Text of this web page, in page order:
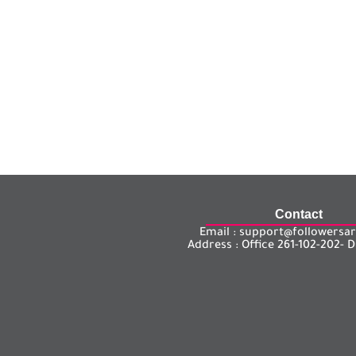
Contact
Email :
Address : Office 261-102-202-